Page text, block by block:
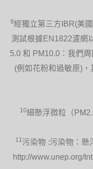
遙控器
能以遙控器設定擺動、溫度
幅度與磁性設計方便安置於
9經獨立第三方IBR(美
測試根據EN1822濾網
5.0 和 PM10.0：我們
(例如花粉和過敏原)
10細懸浮微粒（
11 污染物 :污染物：懸
http://www.unep.org/